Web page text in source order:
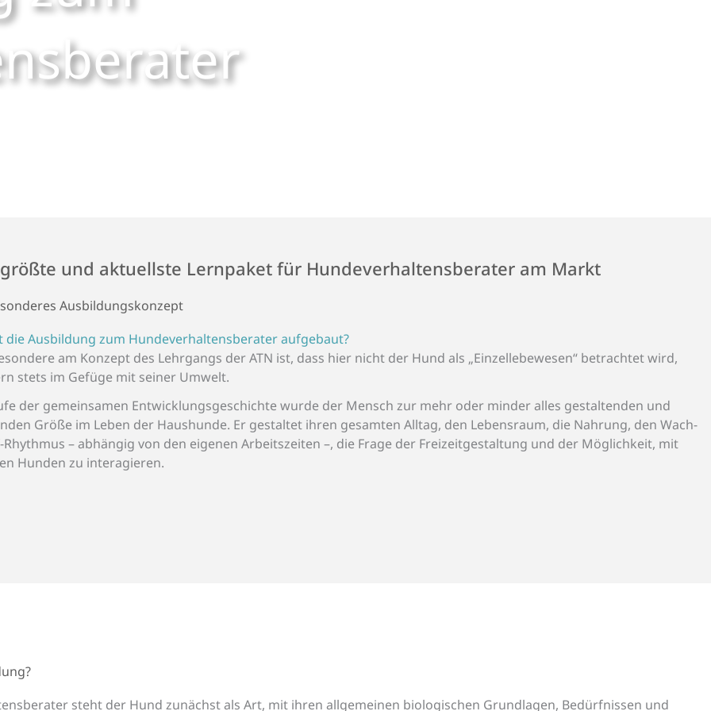
und aktuellste Lernpaket für Hundeverhaltensberater am Markt
Ausbildungskonzept
die Ausbildung zum Hundeverhaltensberater aufgebaut?
am Konzept des Lehrgangs der ATN ist, dass hier nicht der Hund als „Einzellebewesen“ betrachtet wird,
stets im Gefüge mit seiner Umwelt.
der gemeinsamen Entwicklungsgeschichte wurde der Mensch zur mehr oder minder alles gestaltenden und
Größe im Leben der Haushunde. Er gestaltet ihren gesamten Alltag, den Lebensraum, die Nahrung, den Wach-
Rhythmus – abhängig von den eigenen Arbeitszeiten –, die Frage der Freizeitgestaltung und der Möglichkeit, mit
Hunden zu interagieren.
steht der Hund zunächst als Art, mit ihren allgemeinen biologischen Grundlagen, Bedürfnissen und